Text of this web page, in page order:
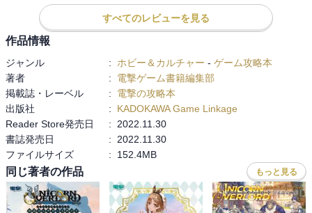
すべてのレビューを見る
作品情報
ジャンル : ホビー＆カルチャー - ゲーム攻略本
著者
:
電撃ゲーム書籍編集部
掲載誌・レーベル
:
電撃の攻略本
出版社
:
KADOKAWA Game Linkage
Reader Store発売日
:
2022.11.30
書誌発売日
:
2022.11.30
ファイルサイズ
: 152.4MB
同じ著者の作品 もっと見る